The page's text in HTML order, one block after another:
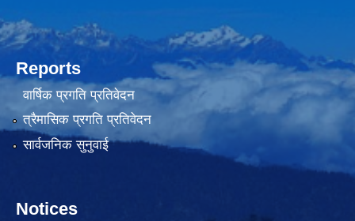
Reports
वार्षिक प्रगति प्रतिवेदन
त्रैमासिक प्रगति प्रतिवेदन
सार्वजनिक सुनुवाई
Notices